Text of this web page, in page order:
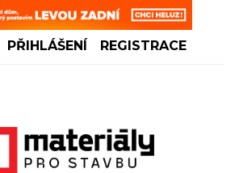
PŘIHLÁŠENÍ REGISTRACE